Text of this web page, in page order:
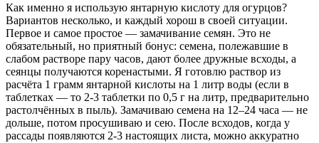
Как именно я использую янтарную кислоту для огурцов?
Вариантов несколько, и каждый хорош в своей ситуации.
Первое и самое простое — замачивание семян. Это не
обязательный, но приятный бонус: семена, полежавшие в
слабом растворе пару часов, дают более дружные всходы, а
сеянцы получаются коренастыми. Я готовлю раствор из
расчёта 1 грамм янтарной кислоты на 1 литр воды (если в
таблетках — то 2-3 таблетки по 0,5 г на литр, предварительно
растолчённых в пыль). Замачиваю семена на 12–24 часа — не
дольше, потом просушиваю и сею. После всходов, когда у
рассады появляются 2-3 настоящих листа, можно аккуратно